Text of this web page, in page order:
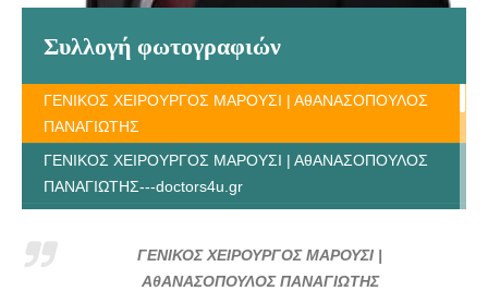
Συλλογή φωτογραφιών
ΓΕΝΙΚΟΣ ΧΕΙΡΟΥΡΓΟΣ ΜΑΡΟΥΣΙ | ΑθΑΝΑΣΟΠΟΥΛΟΣ
ΠΑΝΑΓΙΩΤΗΣ
ΓΕΝΙΚΟΣ ΧΕΙΡΟΥΡΓΟΣ ΜΑΡΟΥΣΙ | ΑθΑΝΑΣΟΠΟΥΛΟΣ
ΠΑΝΑΓΙΩΤΗΣ---doctors4u.gr
ΠΑΝΑΓΙΩΤΗΣ---doctors4u.gr
ΓΕΝΙΚΟΣ ΧΕΙΡΟΥΡΓΟΣ ΜΑΡΟΥΣΙ | ΑθΑΝΑΣΟΠΟΥΛΟΣ
ΓΕΝΙΚΟΣ ΧΕΙΡΟΥΡΓΟΣ ΜΑΡΟΥΣΙ |
ΑθΑΝΑΣΟΠΟΥΛΟΣ ΠΑΝΑΓΙΩΤΗΣ